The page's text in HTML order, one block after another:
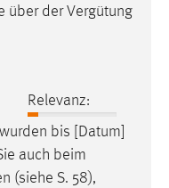
über der Vergütung
Relevanz:
bis [Datum]
auch beim
(siehe S. 58),